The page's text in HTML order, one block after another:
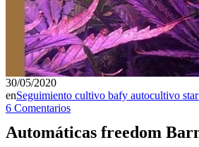
30/05/2020
enSeguimiento cultivo bafy autocultivo
6 Comentarios
Automáticas freedom